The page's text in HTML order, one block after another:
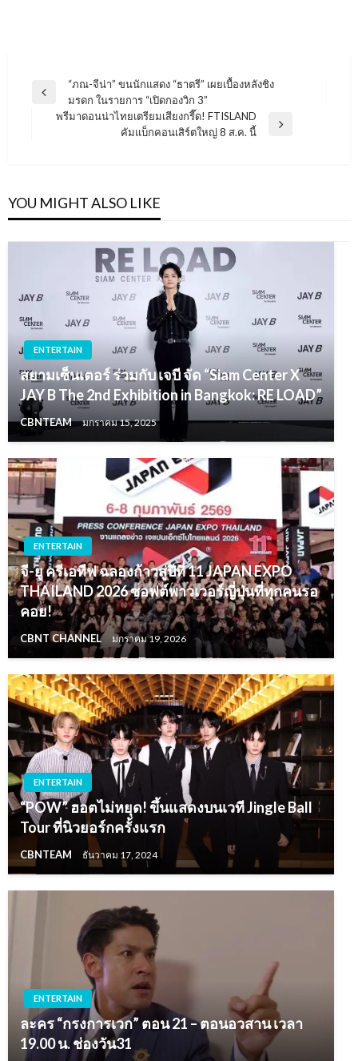
แนะแนว
Previous
“ภณ-จีน่า” ขนนักแสดง “ธาตรี” เผยเบื้องหลังชิง
มรดก ในรายการ “เปิดกองวิก 3”
พรีมาดอนน่าไทยเตรียมเสียงกรี๊ด! FTISLAND
คัมแบ็กคอนเสิร์ตใหญ่ 8 ส.ค. นี้
YOU MIGHT ALSO LIKE
ENTERTAIN
สยามเซ็นเตอร์ ร่วมกับ เจบี จัด “Siam Center X
JAY B The 2nd Exhibition in Bangkok: RE LOAD”
CBNTEAM มกราคม 15, 2025
ENTERTAIN
จี-ยู ครีเอทีฟ ฉลองก้าวสู่ปีที่ 11 JAPAN EXPO
THAILAND 2026 ซอฟต์พาวเวอร์ญี่ปุ่นที่ทุกคนรอ
คอย!
CBNT CHANNEL มกราคม 19, 2026
ENTERTAIN
“POW” ฮอตไม่หยุด! ขึ้นแสดงบนเวที Jingle Ball
Tour ที่นิวยอร์กครั้งแรก
CBNTEAM ธันวาคม 17, 2024
ENTERTAIN
ละคร “กรงการเวก” ตอน 21 – ตอนอวสาน เวลา
19.00 น. ช่องวัน31